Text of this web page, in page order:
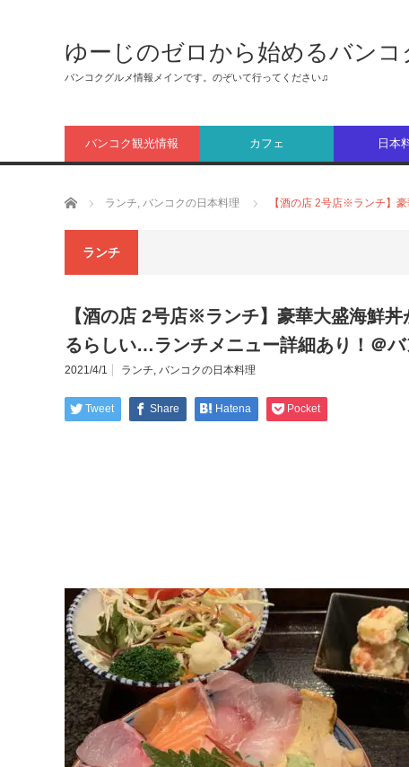
ゆーじのゼロから始めるバンコ
バンコクグルメ情報メインです。のぞいて行ってください♫
バンコク観光情報 カフェ 日本
ホーム ランチ, バンコクの日本料理 【酒の店 2号店※ランチ】
ランチ
【酒の店 2号店※ランチ】豪華大盛海鮮
るらしい…ランチメニュー詳細あり！＠バ
2021/4/1 ランチ, バンコクの日本料理
Tweet Share Hatena Pocket